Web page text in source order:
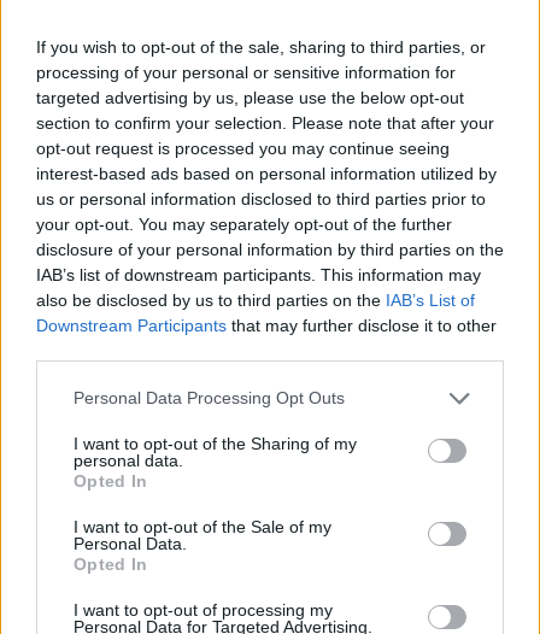
If you wish to opt-out of the sale, sharing to third parties, or
processing of your personal or sensitive information for
targeted advertising by us, please use the below opt-out
section to confirm your selection. Please note that after your
opt-out request is processed you may continue seeing
interest-based ads based on personal information utilized by
us or personal information disclosed to third parties prior to
your opt-out. You may separately opt-out of the further
disclosure of your personal information by third parties on the
IAB’s list of downstream participants. This information may
also be disclosed by us to third parties on the IAB’s List of
Downstream Participants that may further disclose it to other
Personal Data Processing Opt Outs
I want to opt-out of the Sharing of my
personal data.
Opted In
I want to opt-out of the Sale of my
Personal Data.
Opted In
I want to opt-out of processing my
Personal Data for Targeted Advertising.
gjithë botën
Esim for Global
Esim for USA | Esim for Italy Esim for Spain|Esim